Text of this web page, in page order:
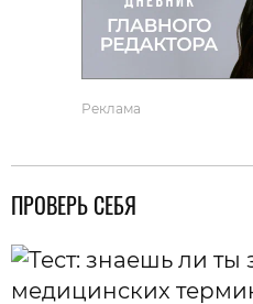
Реклама
ПРОВЕРЬ СЕБЯ